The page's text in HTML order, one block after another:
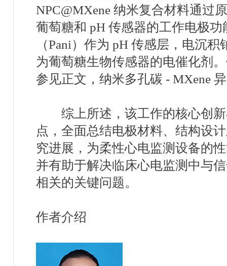
NPC@MXene 纳米复合材料通过
葡萄糖和 pH 传感器的工作电极
（Pani ）作为 pH 传感层，电沉积
为葡萄糖生物传感器的电催化剂
参见正文，纳米多孔碳 - MXene
综上所述，该工作的核心创新
点，全面总结电极材料、结构设
究进展，为柔性心电监测设备的
并有助于解决临床心电监测中与
相关的关键问题。
作者介绍